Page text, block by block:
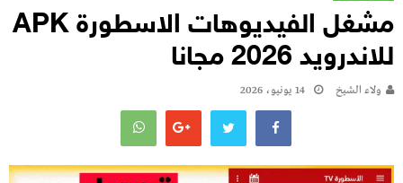
مشغل الفيديوهات الاسطورة APK
للاندرويد 2026 مجانا
ولاء الشيخ 14 يونيو، 2026